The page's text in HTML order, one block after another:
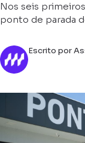
Nos seis
ponto de parada
Escrito por